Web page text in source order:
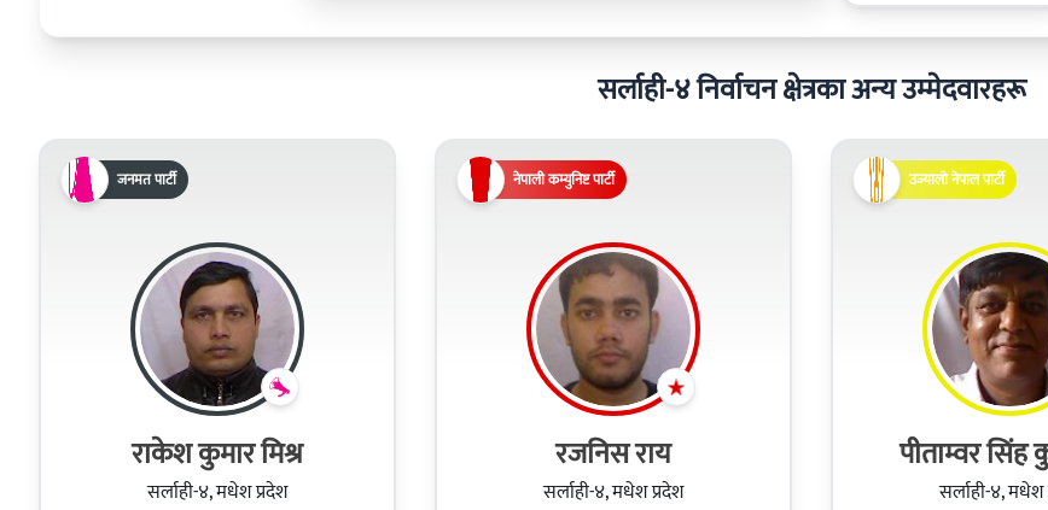
सर्लाही-४ निर्वाचन क्षेत्रका अन्य उम्मेदवारहरू
जनमत पार्टी
राकेश कुमार मिश्र
सर्लाही-४, मधेश प्रदेश
नेपाली कम्युनिष्ट पार्टी
रजनिस राय
सर्लाही-४, मधेश प्रदेश
उज्यालो नेपाल पार्टी
पीताम्वर सिंह
सर्लाही-४, मधेश